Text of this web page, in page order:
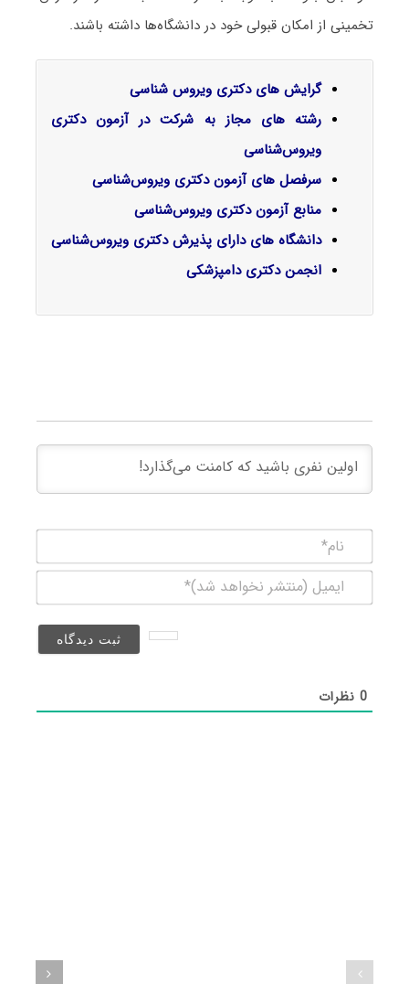
تخمینی از امکان قبولی خود در دانشگاه‌ها داشته باشند.
گرایش‌ های دکتری ویروس شناسی
رشته های مجاز به شرکت در آزمون دکتری
ویروس‌‌شناسی
سرفصل‌ های آزمون دکتری ویروس‌‌شناسی
منابع آزمون دکتری ویروس‌‌شناسی
دانشگاه های دارای پذیرش دکتری ویروس‌‌شناسی
انجمن دکتری دامپزشکی
(منتشر
0نظرات